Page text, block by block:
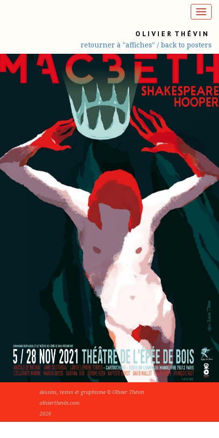
O L I V I E R T H É V I N
retourner à "affiches" / back to posters
dessins, textes et graphisme © Olivier Thévin
olivierthevin.com
2026